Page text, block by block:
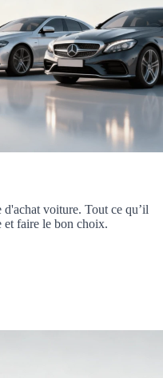
voiture. Tout ce qu’il
et faire le bon choix.